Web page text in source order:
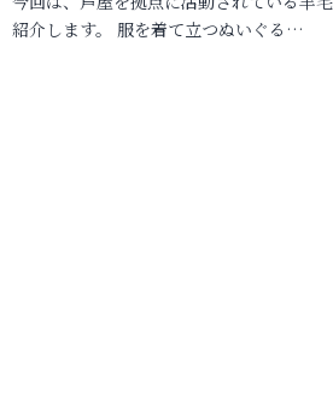
紹介します。 服を着て立つぬいぐる…